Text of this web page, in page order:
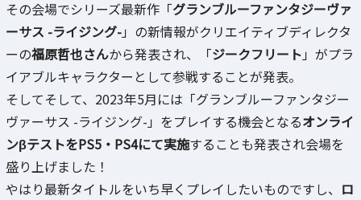
その会場でシリーズ最新作「グランブルーファンタジーヴァ
ーサス -ライジング-」の新情報がクリエイティブディレクタ
ーの福原哲也さんから発表され、「ジークフリート 」がプラ
イアブルキャラクターとして参戦することが発表。
そしてそして、2023年5月には「グランブルーファンタジー
ヴァーサス -ライジング-」をプレイする機会となるオンライ
ンβテストをPS5・PS4にて実施することも発表され会場を
盛り上げました！
やはり最新タイトルをいち早くプレイしたいものですし、 ロ